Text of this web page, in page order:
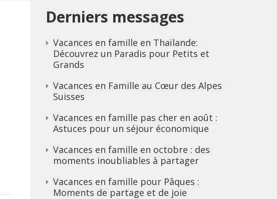
Derniers messages
Vacances en famille en Thaïlande:
Découvrez un Paradis pour Petits et
Grands
Vacances en Famille au Cœur des Alpes
Suisses
Vacances en famille pas cher en août :
Astuces pour un séjour économique
Vacances en famille en octobre : des
moments inoubliables à partager
Vacances en famille pour Pâques :
Moments de partage et de joie